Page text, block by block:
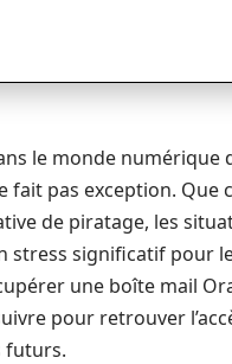
le monde numérique
fait pas exception. Que
de piratage, les
stress significatif pour
une boîte mail
pour retrouver
futurs.